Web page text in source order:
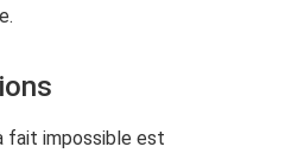
fait impossible est